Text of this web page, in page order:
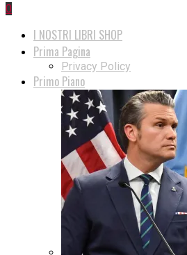
0
I NOSTRI LIBRI SHOP
Prima Pagina
Privacy Policy
Primo Piano